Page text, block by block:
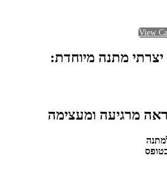
View
יצרתי מתנה מיוחדת:
מרגיעה ומעצימה